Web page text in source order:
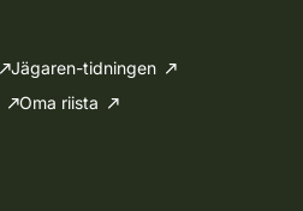
Jägaren-tidningen
Oma riista